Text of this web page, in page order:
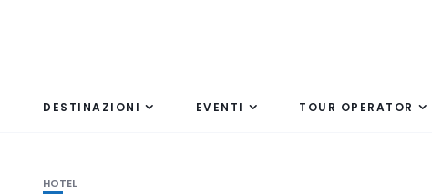
DESTINAZIONI EVENTI TOUR OPERATOR
HOTEL